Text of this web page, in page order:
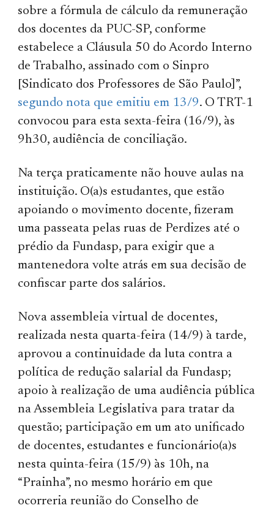
sobre a fórmula de cálculo da remuneração
dos docentes da PUC-SP, conforme
estabelece a Cláusula 50 do Acordo Interno
de Trabalho, assinado com o Sinpro
[Sindicato dos Professores de São Paulo]”,
segundo nota que emitiu em 13/9. O TRT-1
convocou para esta sexta-feira (16/9), às
9h30, audiência de conciliação.
Na terça praticamente não houve aulas na
instituição. O(a)s estudantes, que estão
apoiando o movimento docente, fizeram
uma passeata pelas ruas de Perdizes até o
prédio da Fundasp, para exigir que a
mantenedora volte atrás em sua decisão de
confiscar parte dos salários.
Nova assembleia virtual de docentes,
realizada nesta quarta-feira (14/9) à tarde,
aprovou a continuidade da luta contra a
política de redução salarial da Fundasp;
apoio à realização de uma audiência pública
na Assembleia Legislativa para tratar da
questão; participação em um ato unificado
de docentes, estudantes e funcionário(a)s
nesta quinta-feira (15/9) às 10h, na
“Prainha”, no mesmo horário em que
ocorreria reunião do Conselho de